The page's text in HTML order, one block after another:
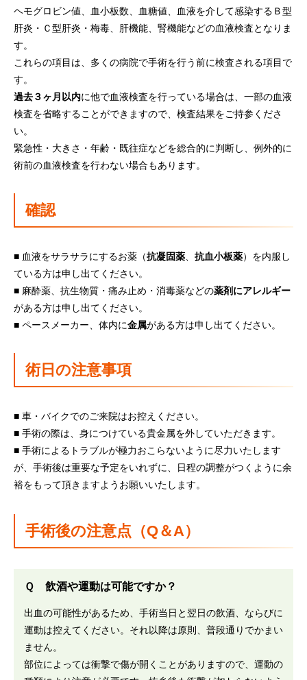
ヘモグロビン値、血小板数、血糖値、血液を介して感染するＢ型
肝炎・Ｃ型肝炎・梅毒、肝機能、腎機能などの血液検査となりま
す。
これらの項目は、多くの病院で手術を行う前に検査される項目で
す。
過去３ヶ月以内に他で血液検査を行っている場合は、一部の血液
検査を省略することができますので、検査結果をご持参くださ
い。
緊急性・大きさ・年齢・既往症などを総合的に判断し、例外的に
術前の血液検査を行わない場合もあります。
確認
■ 血液をサラサラにするお薬（抗凝固薬 抗血小板薬）を内服し
ている方は申し出てください。
■ 麻酔薬、抗生物質・痛み止め・消毒薬などの薬剤にアレルギー
がある方は申し出てください。
■ ペースメーカー、体内に金属がある方は申し出てください。
術日の注意事項
■ 車・バイクでのご来院はお控えください。
■ 手術の際は、身につけている貴金属を外していただきます。
■ 手術によるトラブルが極力おこらないように尽力いたします
が、手術後は重要な予定をいれずに、日程の調整がつくように余
裕をもって頂きますようお願いいたします。
手術後の注意点（Q＆A）
Ｑ 飲酒や運動は可能ですか？
出血の可能性があるため、手術当日と翌日の飲酒、ならびに
運動は控えてください。それ以降は原則、普段通りでかまい
ません。
部位によっては衝撃で傷が開くことがありますので、運動の